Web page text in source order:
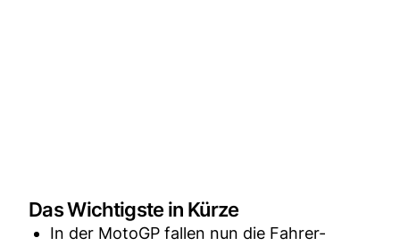
Das Wichtigste in Kürze
In der MotoGP fallen nun die Fahrer-